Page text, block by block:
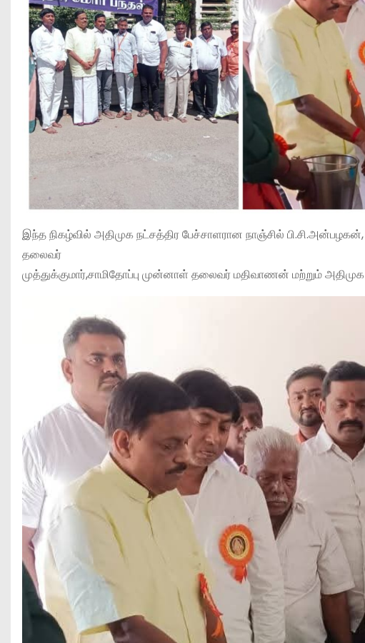
இந்த நிகழ்வில் அதிமுக நட்சத்திர பேச்சாளரான நாஞ்சில்
தலைவர்
முத்துக்குமார்,சாமிதோப்பு முன்னாள் தலைவர் மதிவாணன் மற்றும்